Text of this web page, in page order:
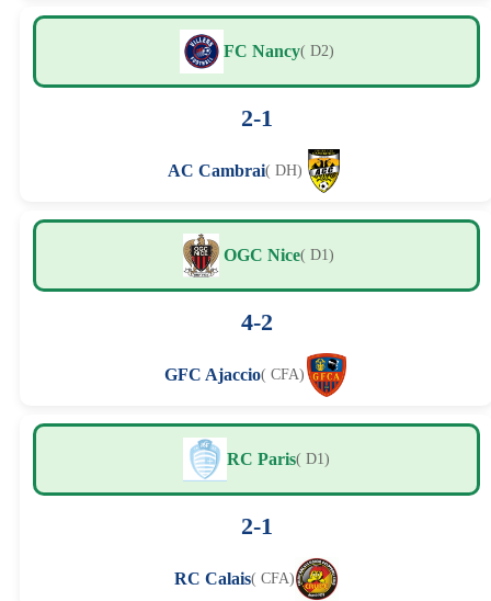
FC Nancy( D2)
2-1
AC Cambrai( DH)
OGC Nice( D1)
4-2
GFC Ajaccio( CFA)
RC Paris( D1)
2-1
RC Calais( CFA)